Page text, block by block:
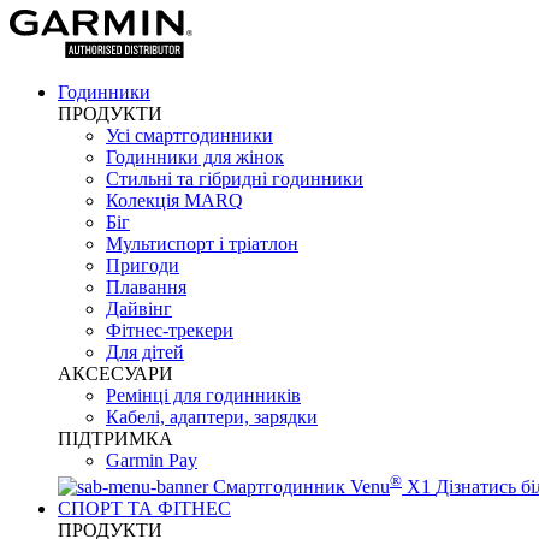
Годинники
ПРОДУКТИ
Усі смартгодинники
Годинники для жінок
Стильні та гібридні годинники
Колекція MARQ
Біг
Мультиспорт і тріатлон
Пригоди
Плавання
Дайвінг
Фітнес-трекери
Для дітей
АКСЕСУАРИ
Ремінці для годинників
Кабелі, адаптери, зарядки
ПІДТРИМКА
Garmin Pay
Смартгодинник Venu® X1 Дізнатись
СПОРТ ТА ФІТНЕС
ПРОДУКТИ